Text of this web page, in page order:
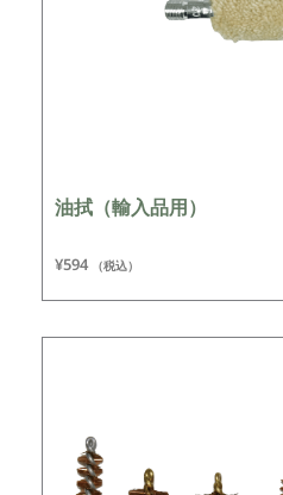
油拭（輸入品用）
¥594 （税込）